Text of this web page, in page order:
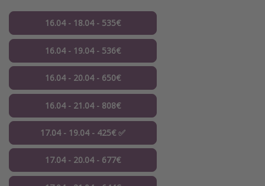
16.04 - 18.04 - 535€
16.04 - 19.04 - 536€
16.04 - 20.04 - 650€
16.04 - 21.04 - 808€
17.04 - 19.04 - 425€ ✅
17.04 - 20.04 - 677€